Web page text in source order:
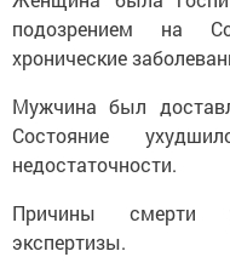
подозрением на
хронические
Мужчина был
Состояние
недостаточности.
Причины смерти
экспертизы.